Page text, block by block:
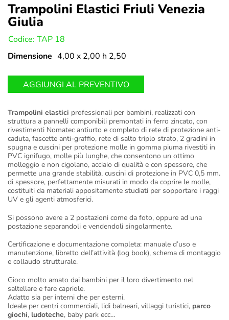
Trampolini Elastici Friuli Venezia
Giulia
Codice: TAP 18
Dimensione 4,00 x 2,00 h 2,50
AGGIUNGI AL PREVENTIVO
Trampolini elastici professionali per bambini, realizzati con
struttura a pannelli componibili premontati in ferro zincato, con
rivestimenti Nomatec antiurto e completo di rete di protezione anti-
caduta, fascette anti-graffio, rete di salto triplo strato, 2 gradini in
spugna e cuscini per protezione molle in gomma piuma rivestiti in
PVC ignifugo, molle più lunghe, che consentono un ottimo
molleggio e non cigolano, acciaio di qualità e con spessore, che
permette una grande stabilità, cuscini di protezione in PVC 0,5 mm.
di spessore, perfettamente misurati in modo da coprire le molle,
costituiti da materiali appositamente studiati per sopportare i raggi
UV e gli agenti atmosferici.
Si possono avere a 2 postazioni come da foto, oppure ad una
postazione separandoli e vendendoli singolarmente.
Certificazione e documentazione completa: manuale d’uso e
manutenzione, libretto dell’attività (log book), schema di montaggio
e collaudo strutturale.
Gioco molto amato dai bambini per il loro divertimento nel
saltellare e fare capriole.
Adatto sia per interni che per esterni.
Ideale per centri commerciali, lidi balneari, villaggi turistici, parco
giochi, ludoteche, baby park ecc…